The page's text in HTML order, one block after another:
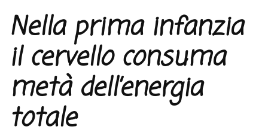
Nella prima infanzia
il cervello consuma
metà dell’energia
totale